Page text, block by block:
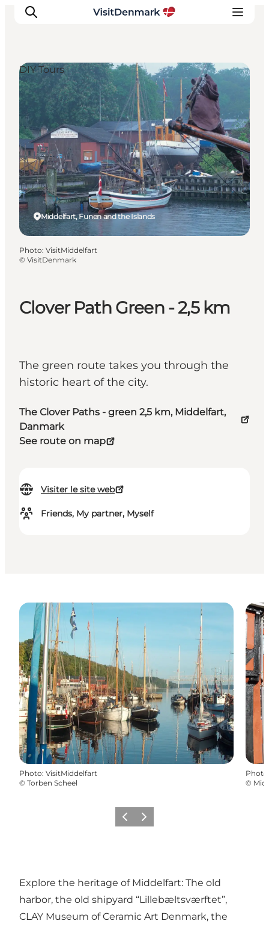
Inspirations
Destinations
Quoi faire
Hébergements
Planifiez votre voyage
Clover Path Green - 2,5 km
The green route takes you through the
historic heart of the city.
The Clover Paths - green 2,5 km, Middelfart,
Danmark
See route on map
Visiter le site web
Friends, My partner, Myself
Middelfart, Funen and the Islands
DIY Tours
Photo: VisitMiddelfart
© VisitDenmark
Photo: VisitMiddelfart
© Torben Scheel
Photo
©
PrécédentSuivant
Explore the heritage of Middelfart: The old
harbor, the old shipyard “Lillebæltsværftet”,
CLAY Museum of Ceramic Art Denmark, the